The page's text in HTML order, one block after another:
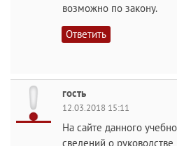
возможно по закону.
Ответить
гость
12.03.2018 15:11
На сайте данного
сведений о